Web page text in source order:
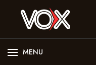
MENU